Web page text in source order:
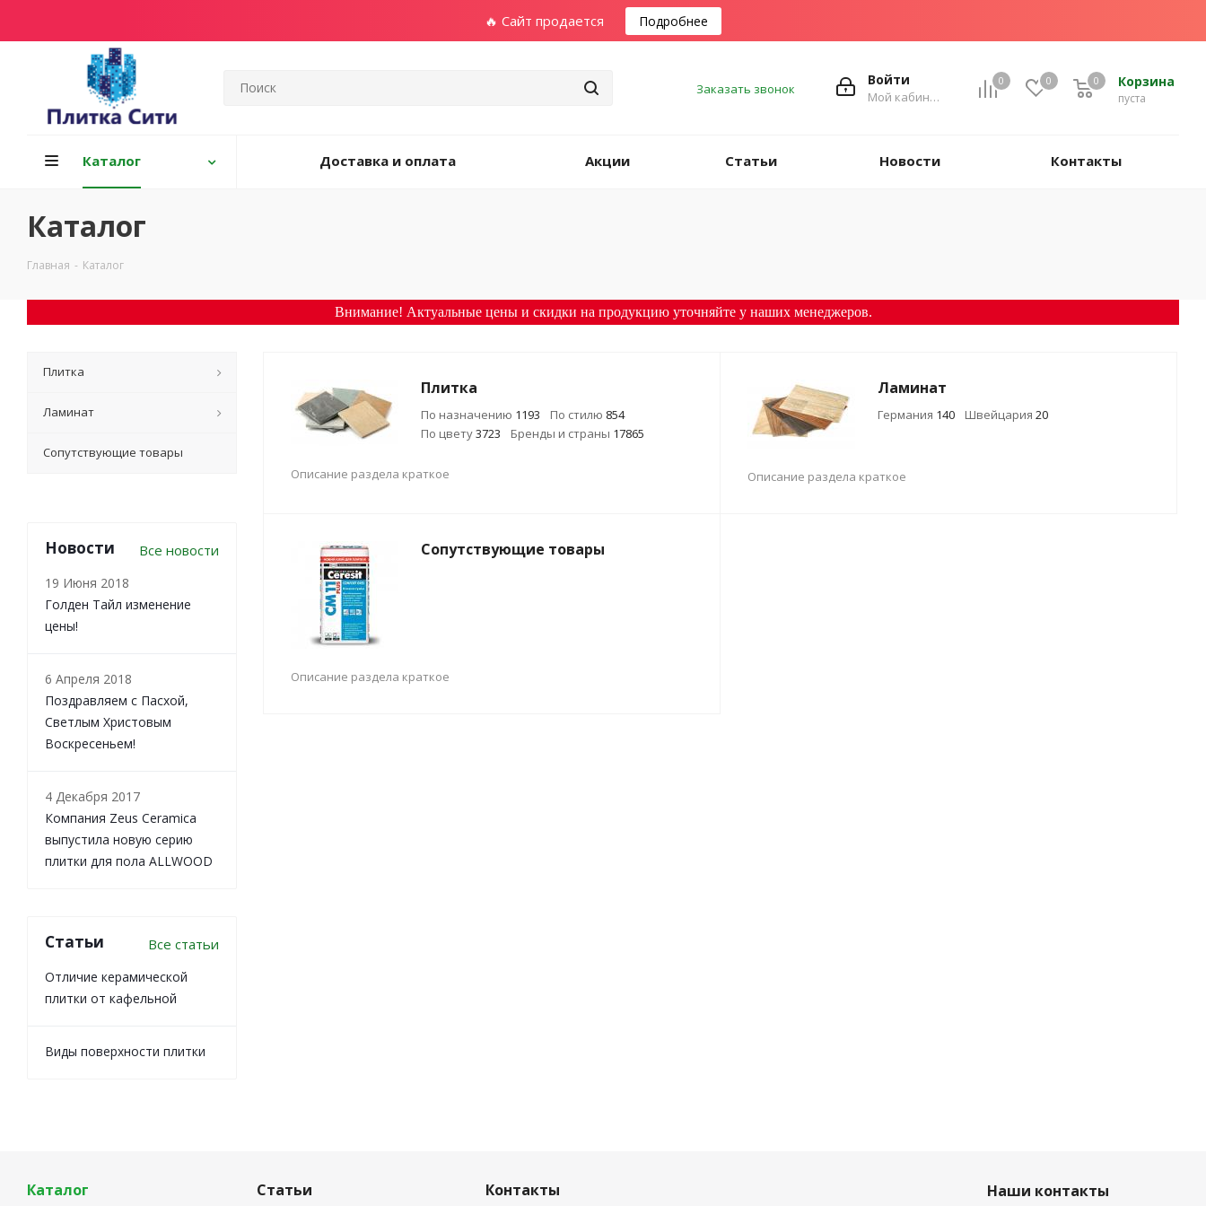
🔥 Сайт продается Подробнее
0 0 Корзина
пуста
0
Войти
Мой кабинет
Заказать звонок
Каталог Доставка и оплата Акции Статьи Новости Контакты
Каталог
Главная - Каталог
Внимание! Актуальные цены и скидки на продукцию уточняйте у наших менеджеров.
Плитка
По назначению 1193 По стилю 854
По цвету3723 Бренды и страны 17865
Описание раздела краткое
Ламинат
Германия 140 Швейцария 20
Описание раздела краткое
Сопутствующие товары
Описание раздела краткое
Плитка
Ламинат
Сопутствующие товары
Новости Все новости
19 Июня 2018
Голден Тайл изменение
цены!
6 Апреля 2018
Поздравляем с Пасхой,
Светлым Христовым
Воскресеньем!
4 Декабря 2017
Компания Zeus Ceramica
выпустила новую серию
плитки для пола ALLWOOD
Статьи Все статьи
Отличие керамической
плитки от кафельной
Виды поверхности плитки
Каталог Статьи Контакты Наши контакты